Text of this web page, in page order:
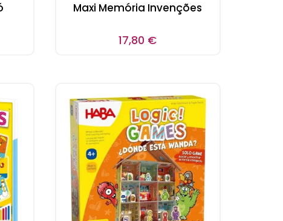
Maxi Memória Invenções
17,80 €